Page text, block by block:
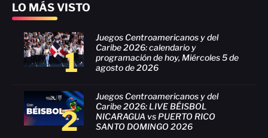
LO MÁS VISTO
1
Juegos Centroamericanos y del
Caribe 2026: calendario y
programación de hoy, Miércoles 5 de
agosto de 2026
2
Juegos Centroamericanos y del
Caribe 2026: LIVE BÉISBOL
NICARAGUA vs PUERTO RICO
SANTO DOMINGO 2026